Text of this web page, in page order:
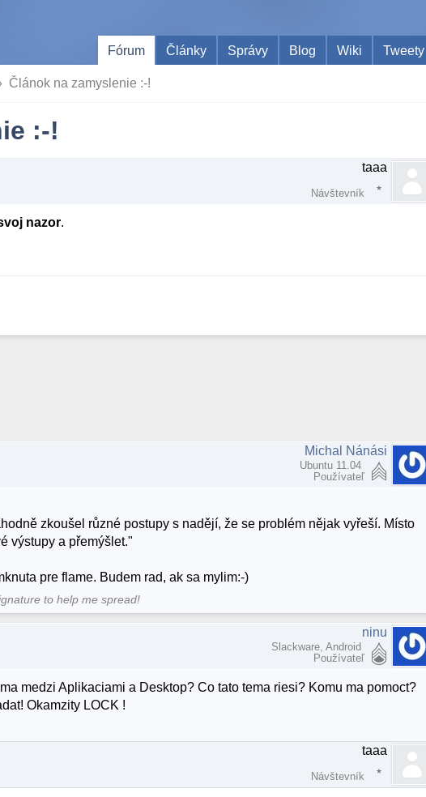
Fórum
Články Správy Blog Wiki Tweety
Článok na zamyslenie :-!
:-!
taaa
Návštevník
nazor.
Michal Nánási
Ubuntu 11.04
Používateľ
zkoušel různé postupy s nadějí, že se problém nějak vyřeší. Místo
výstupy a přemýšlet."
pre flame. Budem rad, ak sa mylim:-)
to help me spread!
ninu
Slackware, Android
Používateľ
medzi Aplikaciami a Desktop? Co tato tema riesi? Komu ma pomoct?
Okamzity LOCK !
taaa
Návštevník